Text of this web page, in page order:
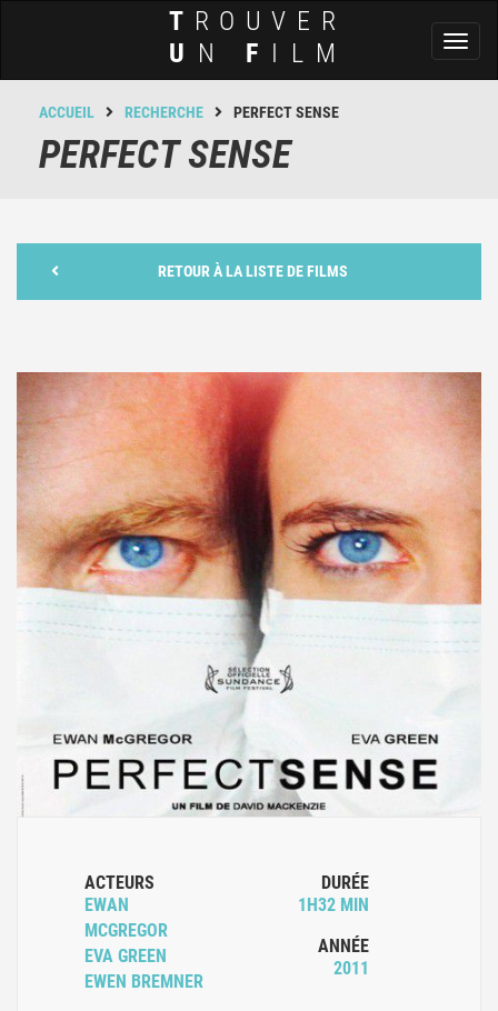
T ROUVER
U N F ILM
ACCUEIL RECHERCHE PERFECT SENSE
PERFECT SENSE
RETOUR À LA LISTE DE FILMS
ACTEURS
EWAN
MCGREGOR
EVA GREEN
EWEN BREMNER
DURÉE
1H32 MIN
ANNÉE
2011